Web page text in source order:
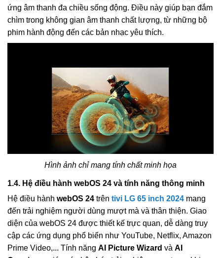
ứng âm thanh đa chiều sống động. Điều này giúp bạn đắm
chìm trong không gian âm thanh chất lượng, từ những bộ
phim hành động đến các bản nhạc yêu thích.
Hình ảnh chỉ mang tính chất minh họa
1.4. Hệ điều hành webOS 24 và tính năng thông minh
Hệ điều hành webOS 24 trên tivi LG 65 inch 2024 mang
đến trải nghiệm người dùng mượt mà và thân thiện. Giao
diện của webOS 24 được thiết kế trực quan, dễ dàng truy
cập các ứng dụng phổ biến như YouTube, Netflix, Amazon
Prime Video,... Tính năng AI Picture Wizard và AI